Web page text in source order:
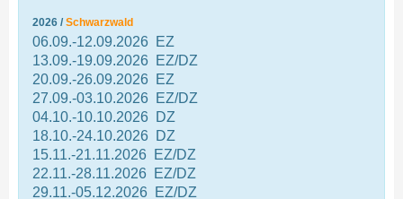
2026 / Schwarzwald
06.09.-12.09.2026 EZ
13.09.-19.09.2026 EZ/DZ
20.09.-26.09.2026 EZ
27.09.-03.10.2026 EZ/DZ
04.10.-10.10.2026 DZ
18.10.-24.10.2026 DZ
15.11.-21.11.2026 EZ/DZ
22.11.-28.11.2026 EZ/DZ
29.11.-05.12.2026 EZ/DZ